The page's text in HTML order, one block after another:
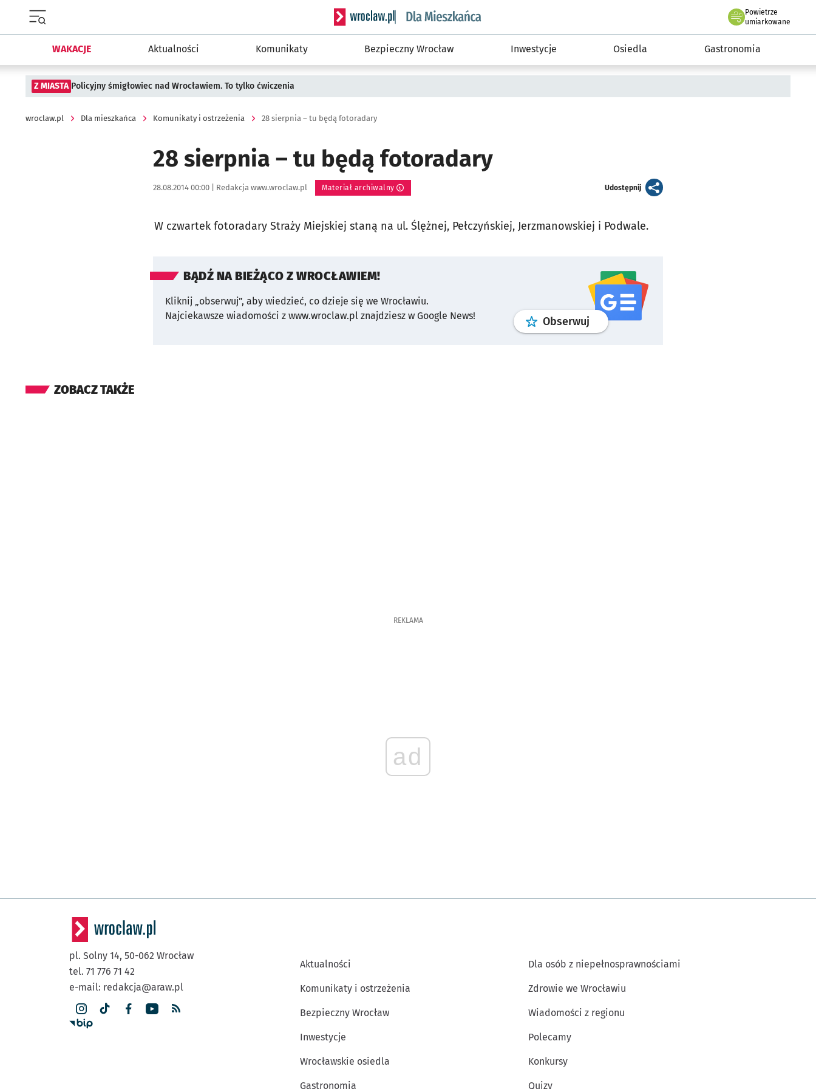
Serwis informacyjny wroclaw.pl podserwis: Dla mieszkańca
Powietrze
we Wrocławiu
umiarkowane
WAKACJE Aktualności Komunikaty Bezpieczny Wrocław Inwestycje Osiedla Gastronomia
Z MIASTA Policyjny śmigłowiec nad Wrocławiem. To tylko ćwiczenia
wroclaw.pl Dla mieszkańca Komunikaty i ostrzeżenia 28 sierpnia – tu będą fotoradary
28 sierpnia – tu będą fotoradary
Data publikacji:
28.08.2014 00:00 | Autor:
Redakcja www.wroclaw.pl Materiał archiwalny Udostępnijartykuł
W czwartek fotoradary Straży Miejskiej staną na ul. Ślężnej, Pełczyńskiej, Jerzmanowskiej i Podwale.
BĄDŹ NA BIEŻĄCO Z WROCŁAWIEM!
Kliknij „obserwuj”, aby wiedzieć, co dzieje się we Wrocławiu.
Najciekawsze wiadomości z www.wroclaw.pl znajdziesz w Google News!
Obserwuj profilgoogle news
ZOBACZ TAKŻE
REKLAMA
ad
pl. Solny 14, 50-062 Wrocław
tel. 71 776 71 42
e-mail: redakcja@araw.pl
Aktualności
Komunikaty i ostrzeżenia
Bezpieczny Wrocław
Inwestycje
Wrocławskie osiedla
Gastronomia
Dla osób z niepełnosprawnościami
Zdrowie we Wrocławiu
Wiadomości z regionu
Polecamy
Konkursy
Quizy